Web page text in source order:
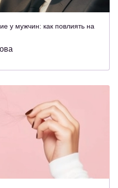
у мужчин: как повлиять на